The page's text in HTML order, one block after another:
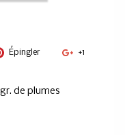
Épingler +1
de plumes